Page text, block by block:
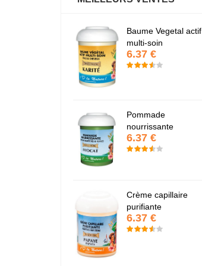
Baume Vegetal actif
multi-soin
6.37 €
Pommade
nourrissante
6.37 €
Crème capillaire
purifiante
6.37 €